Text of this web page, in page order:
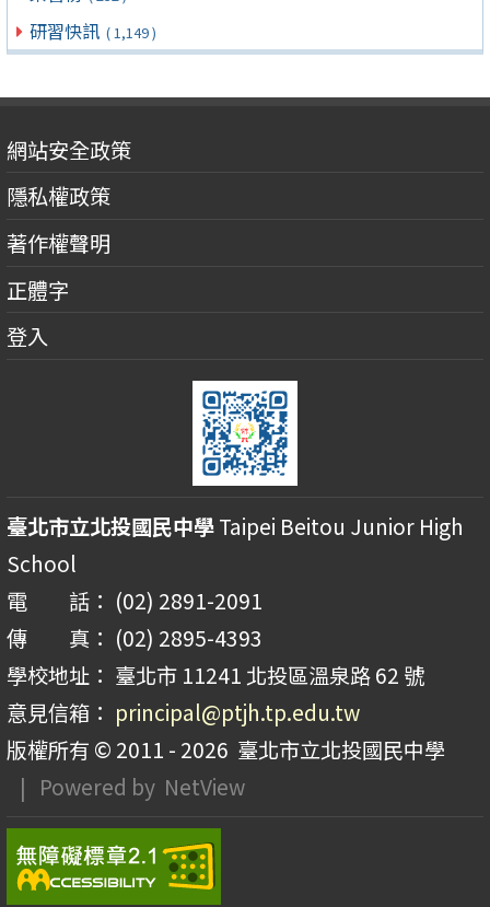
研習快訊 ( 1,149 )
網站安全政策
隱私權政策
著作權聲明
正體字
登入
臺北市立北投國民中學Taipei Beitou Junior High
School
電 話： (02) 2891-2091
傳 真： (02) 2895-4393
學校地址： 臺北市 11241 北投區溫泉路 62 號
意見信箱： principal@ptjh.tp.edu.tw
版權所有 © 2011 - 2026 臺北市立北投國民中學
| Powered by NetView